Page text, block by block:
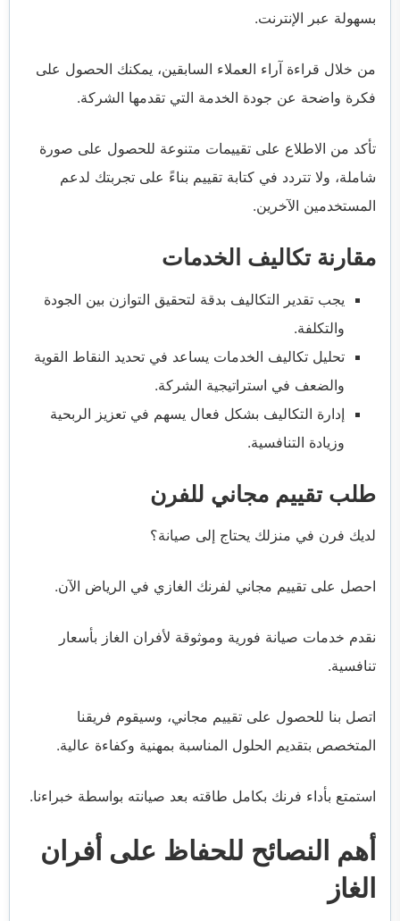
بسهولة عبر الإنترنت.
من خلال قراءة آراء العملاء السابقين، يمكنك الحصول على
فكرة واضحة عن جودة الخدمة التي تقدمها الشركة.
تأكد من الاطلاع على تقييمات متنوعة للحصول على صورة
شاملة، ولا تتردد في كتابة تقييم بناءً على تجربتك لدعم
المستخدمين الآخرين.
مقارنة تكاليف الخدمات
يجب تقدير التكاليف بدقة لتحقيق التوازن بين الجودة
والتكلفة.
تحليل تكاليف الخدمات يساعد في تحديد النقاط القوية
والضعف في استراتيجية الشركة.
إدارة التكاليف بشكل فعال يسهم في تعزيز الربحية
وزيادة التنافسية.
طلب تقييم مجاني للفرن
لديك فرن في منزلك يحتاج إلى صيانة؟
احصل على تقييم مجاني لفرنك الغازي في الرياض الآن.
نقدم خدمات صيانة فورية وموثوقة لأفران الغاز بأسعار
تنافسية.
اتصل بنا للحصول على تقييم مجاني، وسيقوم فريقنا
المتخصص بتقديم الحلول المناسبة بمهنية وكفاءة عالية.
استمتع بأداء فرنك بكامل طاقته بعد صيانته بواسطة خبراءنا.
أهم النصائح للحفاظ على أفران
الغاز